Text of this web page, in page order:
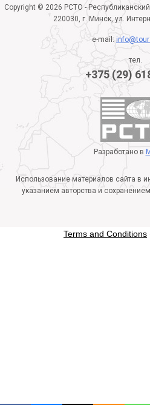
Copyright © 2026 РСТО -
220030, г. Минск, ул.
e-mail:
тел.
+375 (29)
Разработано в
Использование материалов сайта в
указанием авторства и
Terms and Conditions